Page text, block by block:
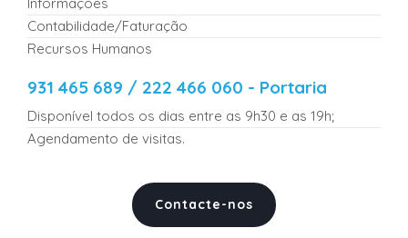
Informações
Contabilidade/Faturação
Recursos Humanos
931 465 689 / 222 466 060 - Portaria
Disponível todos os dias entre as 9h30 e as 19h;
Agendamento de visitas.
Contacte-nos